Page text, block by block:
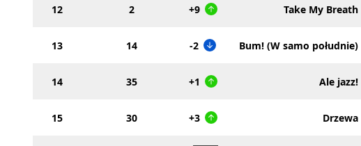
12 2 +9 Take My Breath
13 14 -2 Bum! (W samo południe)
14 35 +1 Ale jazz!
15 30 +3 Drzewa